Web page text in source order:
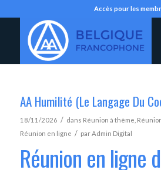
Accès pour les
AA Humilité (Le Langage Du
18/11/2026 / dans Réunion à thème
Réunion en ligne / parAdmin Digital
Réunion en ligne